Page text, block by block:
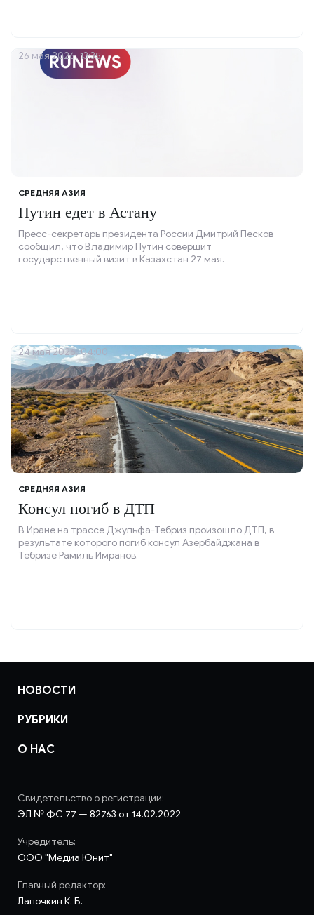
СРЕДНЯЯ АЗИЯ
Путин едет в Астану
Пресс-секретарь президента России Дмитрий Песков
сообщил, что Владимир Путин совершит
государственный визит в Казахстан 27 мая.
26 мая 2026, 13:35
СРЕДНЯЯ АЗИЯ
Консул погиб в ДТП
В Иране на трассе Джульфа-Тебриз произошло ДТП, в
результате которого погиб консул Азербайджана в
Тебризе Рамиль Имранов.
24 мая 2026, 04:00
НОВОСТИ
РУБРИКИ
О НАС
Свидетельство о регистрации:
ЭЛ № ФС 77 — 82763 от 14.02.2022
Учредитель:
ООО "Медиа Юнит"
Главный редактор:
Лапочкин К. Б.